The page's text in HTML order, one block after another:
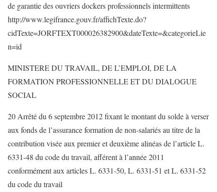
de garantie des ouvriers dockers professionnels intermittents
http://www.legifrance.gouv.fr/affichTexte.do?
cidTexte=JORFTEXT000026382900&dateTexte=&categorieLie
n=id
MINISTERE DU TRAVAIL, DE L’EMPLOI, DE LA
FORMATION PROFESSIONNELLE ET DU DIALOGUE
SOCIAL
20 Arrêté du 6 septembre 2012 fixant le montant du solde à verser
aux fonds de l’assurance formation de non-salariés au titre de la
contribution visée aux premier et deuxième alinéas de l’article L.
6331-48 du code du travail, afférent à l’année 2011
conformément aux articles L. 6331-50, L. 6331-51 et L. 6331-52
du code du travail